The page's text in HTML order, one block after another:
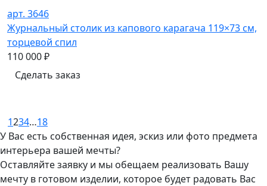
арт. 3646
Журнальный столик из капового карагача 119×73 см,
торцевой спил
110 000₽
Сделать заказ
1234…18
У Вас есть собственная идея, эскиз или фото предмета
интерьера вашей мечты?
Оставляйте заявку и мы обещаем реализовать Вашу
мечту в готовом изделии, которое будет радовать Вас